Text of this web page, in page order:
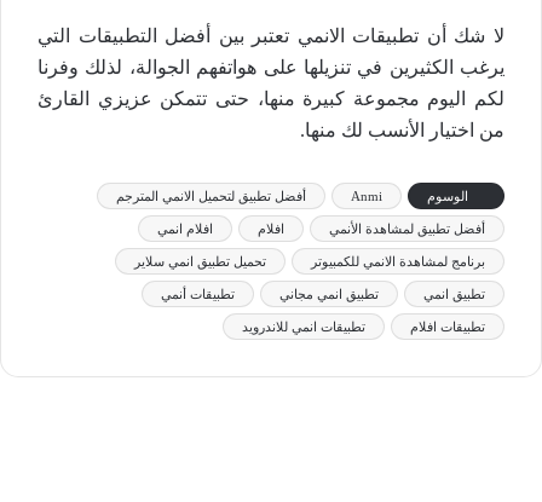
لا شك أن تطبيقات الانمي تعتبر بين أفضل التطبيقات التي
يرغب الكثيرين في تنزيلها على هواتفهم الجوالة، لذلك وفرنا
لكم اليوم مجموعة كبيرة منها، حتى تتمكن عزيزي القارئ
من اختيار الأنسب لك منها.
الوسوم Anmi أفضل تطبيق لتحميل الانمي المترجم
أفضل تطبيق لمشاهدة الأنمي افلام افلام انمي
برنامج لمشاهدة الانمي للكمبيوتر تحميل تطبيق انمي سلاير
تطبيق انمي تطبيق انمي مجاني تطبيقات أنمي
تطبيقات افلام تطبيقات انمي للاندرويد